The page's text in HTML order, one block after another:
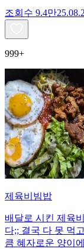
조회수 9.4만
999+
제육비빔밥
배달로 시킨 제육
다;; 결국 다 못 먹
큼 혜자로운 양이